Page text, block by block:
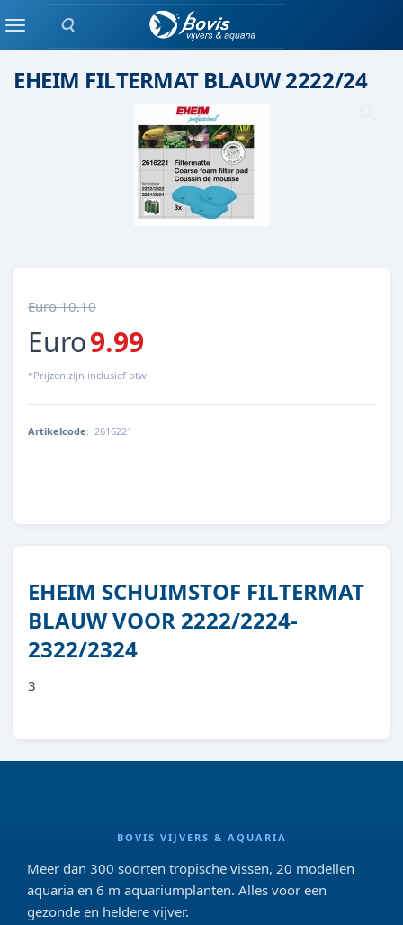
Zoeken
MenuEheim
EHEIM FILTERMAT BLAUW 2222/24
Euro 10.10
Euro9.99
*Prijzen zijn inclusief btw
Artikelcode: 2616221
EHEIM SCHUIMSTOF FILTERMAT
BLAUW VOOR 2222/2224-
2322/2324
3
BOVIS VIJVERS & AQUARIA
Meer dan 300 soorten tropische vissen, 20 modellen
aquaria en 6 m aquariumplanten. Alles voor een
gezonde en heldere vijver.